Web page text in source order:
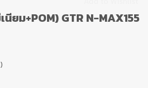
ยม+POM) GTR N-MAX155